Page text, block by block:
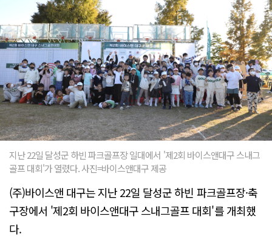
지난 22일 달성군 하빈 파크골프장 일대에서 '제2회 바이스앤대구 스내그
골프 대회'가 열렸다. 사진=바이스앤대구 제공
(주)바이스앤 대구는 지난 22일 달성군 하빈 파크골프장·축
구장에서 '제2회 바이스앤대구 스내그골프 대회'를 개최했
다.